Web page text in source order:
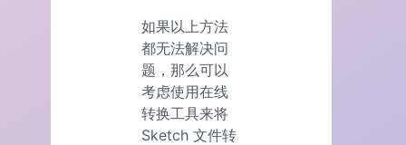
如果以上方法
都无法解决问
题，那么可以
考虑使用在线
转换工具来将
Sketch 文件转